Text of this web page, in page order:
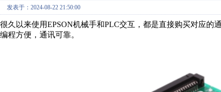
发表于：2024-08-22 21:50:00
很久以来使用EPSON机械手和PLC交互，都是直接购买对应
编程方便，通讯可靠。